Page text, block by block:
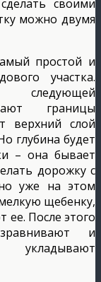
своими
можно двумя
простой и
участка.
границы
верхний слой
глубина будет
– она бывает
дорожку с
уже на этом
щебенку,
После этого
и